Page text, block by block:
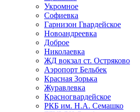
Укромное
Софиевка
Гарнизон Гвардейское
Новоандреевка
Доброе
Николаевка
ЖД вокзал ст. Остряково
Аэропорт Бельбек
Красная Зорька
Журавлевка
Красногвардейское
РКБ им. Н.А. Семашко